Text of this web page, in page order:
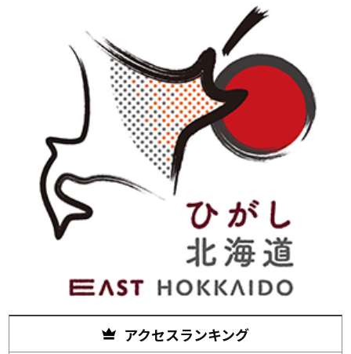
アクセスランキング